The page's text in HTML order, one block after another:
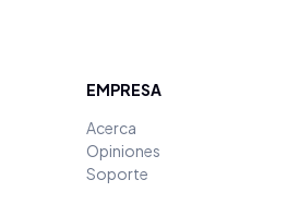
EMPRESA
Acerca
Opiniones
Soporte